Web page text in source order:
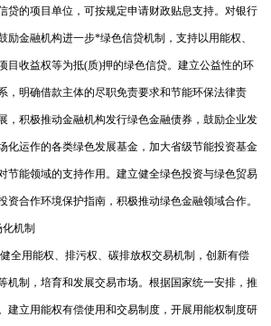
贷的项目单位，可按规定申请财政贴息支持。对银行
励金融机构进一步*绿色信贷机制，支持以用能权、
目收益权等为抵(质)押的绿色信贷。建立公益性的环
，明确借款主体的尽职免责要求和节能环保法律责
，积极推动金融机构发行绿色金融债券，鼓励企业发
化运作的各类绿色发展基金，加大省级节能投资基金
节能领域的支持作用。建立健全绿色投资与绿色贸易
资合作环境保护指南，积极推动绿色金融领域合作。
机制
全用能权、排污权、碳排放权交易机制，创新有偿
机制，培育和发展交易市场。根据国家统一安排，推
建立用能权有偿使用和交易制度，开展用能权制度研